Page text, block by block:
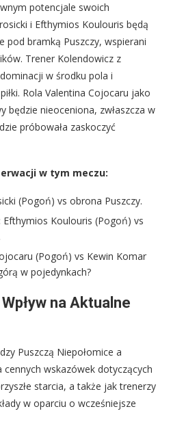
potencjale swoich
i Efthymios Koulouris będą
pod bramką Puszczy, wspierani
Trener Kolendowicz z
w środku pola i
Rola Valentina Cojocaru jako
będzie nieoceniona, zwłaszcza w
próbowała zaskoczyć
w tym meczu:
(Pogoń) vs obrona Puszczy.
Efthymios Koulouris (Pogoń) vs
(Pogoń) vs Kewin Komar
w pojedynkach?
na Aktualne
Puszczą Niepołomice a
cennych wskazówek dotyczących
starcia, a także jak trenerzy
w oparciu o wcześniejsze